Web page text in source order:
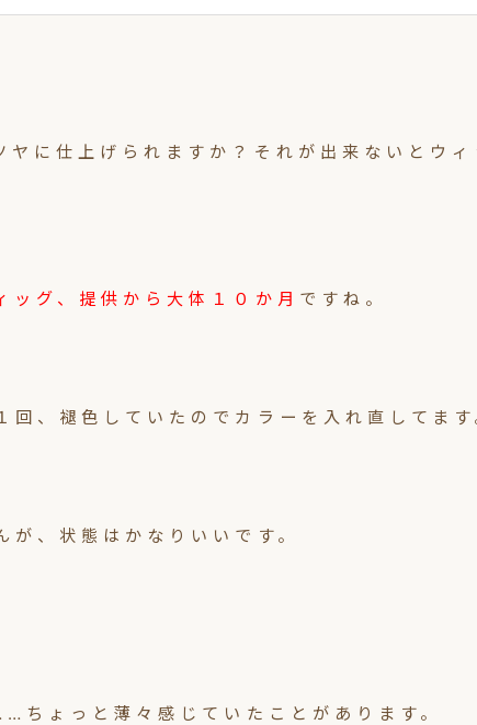
ヤに仕上げられますか？それが出来ないとウ
ッグ、提供から大体１０か月 ですね。
回、褪色していたのでカラーを入れ直してま
、状態はかなりいいです。
ちょっと薄々感じていたことがあります。